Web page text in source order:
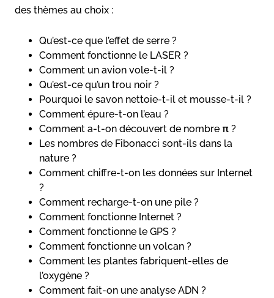
des thèmes au choix :
Qu’est-ce que l’effet de serre ?
Comment fonctionne le LASER ?
Comment un avion vole-t-il ?
Qu’est-ce qu’un trou noir ?
Pourquoi le savon nettoie-t-il et mousse-t-il ?
Comment épure-t-on l’eau ?
Comment a-t-on découvert de nombre π ?
Les nombres de Fibonacci sont-ils dans la
nature ?
Comment chiffre-t-on les données sur Internet
?
Comment recharge-t-on une pile ?
Comment fonctionne Internet ?
Comment fonctionne le GPS ?
Comment fonctionne un volcan ?
Comment les plantes fabriquent-elles de
l’oxygène ?
Comment fait-on une analyse ADN ?